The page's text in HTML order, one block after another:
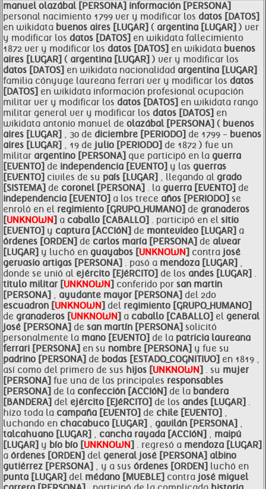
manuelolazábal [PERSONA] información [PERSONA]
personal nacimiento 1799 ver y modificar los datos [DATOS]
en wikidata buenos aires [LUGAR] ( argentina [LUGAR] ) ver
y modificar los datos [DATOS] en wikidata fallecimiento
1872 ver y modificar los datos [DATOS] en wikidata buenos
aires [LUGAR] ( argentina [LUGAR] ) ver y modificar los
datos [DATOS] en wikidata nacionalidad argentina [LUGAR]
familia cónyuge laureana ferrari ver y modificar los datos
[DATOS] en wikidata información profesional ocupación
militar ver y modificar los datos [DATOS] en wikidata rango
militar general ver y modificar los datos [DATOS] en
wikidata antonio manuel de olazábal [PERSONA] ( buenos
aires [LUGAR] , 30 de diciembre [PERIODO] de 1799 - buenos
aires [LUGAR] , 19 de julio [PERIODO] de 1872 ) fue un
militar argentino [PERSONA] que participó en la guerra
[EVENTO] de independencia [EVENTO] y las guerras
[EVENTO] civiles de su país [LUGAR] , llegando al grado
[SISTEMA] de coronel [PERSONA] . la guerra [EVENTO] de
independencia [EVENTO] a los trece años [PERIODO] se
enroló en el regimiento [GRUPO_HUMANO] de granaderos
[UNKNOWN] a caballo [CABALLO] . participó en el sitio
[EVENTO] y captura [ACCIóN] de montevideo [LUGAR] a
órdenes [ORDEN] de carlos maría [PERSONA] de alvear
[LUGAR] y luchó en guayabos [UNKNOWN] contra josé
gervasio artigas [PERSONA] . pasó a mendoza [LUGAR] ,
donde se unió al ejército [EJéRCITO] de los andes [LUGAR] .
titulo militar [UNKNOWN] conferido por san martin
[PERSONA] , ayudante mayor [PERSONA] del 2do
escuadron [UNKNOWN] del regimiento [GRUPO_HUMANO]
de granaderos [UNKNOWN] a caballo [CABALLO] el general
josé [PERSONA] de san martín [PERSONA] solicitó
personalmente la mano [EVENTO] de la patricia laureana
ferrari [PERSONA] en su nombre [PERSONA] y fue su
padrino [PERSONA] de bodas [ESTADO_COGNITIVO] en 1819 ,
así como del primero de sus hijos [UNKNOWN] . su mujer
[PERSONA] fue una de las principales responsables
[PERSONA] de la confección [ACCIóN] de la bandera
[BANDERA] del ejército [EJéRCITO] de los andes [LUGAR] .
hizo toda la campaña [EVENTO] de chile [EVENTO] ,
luchando en chacabuco [LUGAR] , gavilán [PERSONA] ,
talcahuano [LUGAR] , cancha rayada [ACCIóN] , maipú
[LUGAR] y bío bío [UNKNOWN] . regresó a mendoza [LUGAR]
a órdenes [ORDEN] del general josé [PERSONA] albino
gutiérrez [PERSONA] , y a sus órdenes [ORDEN] luchó en
punta [LUGAR] del médano [MUEBLE] contra josé miguel